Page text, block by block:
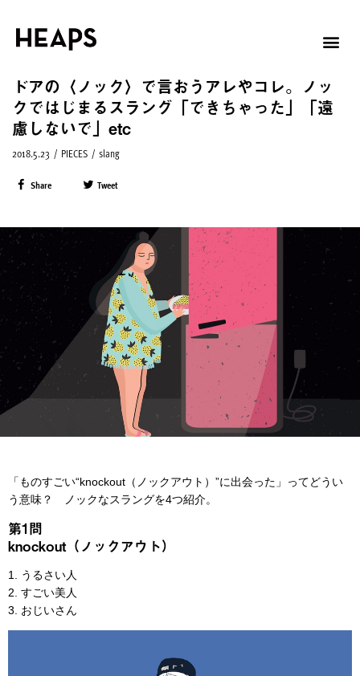
ドアの〈ノック〉で言おうアレやコレ。ノッ
クではじまるスラング「できちゃった」「遠
慮しないで」etc
2018.5.23 / PIECES / slang
Share Tweet
「ものすごい“knockout（ノックアウト）”に出会った」ってどうい
う意味？ ノックなスラングを4つ紹介。
第1問
knockout（ノックアウト）
1. うるさい人
2. すごい美人
3. おじいさん